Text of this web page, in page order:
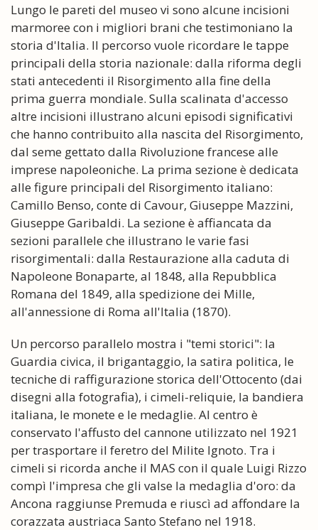
Lungo le pareti del museo vi sono alcune incisioni
marmoree con i migliori brani che testimoniano la
storia d'Italia. Il percorso vuole ricordare le tappe
principali della storia nazionale: dalla riforma degli
stati antecedenti il Risorgimento alla fine della
prima guerra mondiale. Sulla scalinata d'accesso
altre incisioni illustrano alcuni episodi significativi
che hanno contribuito alla nascita del Risorgimento,
dal seme gettato dalla Rivoluzione francese alle
imprese napoleoniche. La prima sezione è dedicata
alle figure principali del Risorgimento italiano:
Camillo Benso, conte di Cavour, Giuseppe Mazzini,
Giuseppe Garibaldi. La sezione è affiancata da
sezioni parallele che illustrano le varie fasi
risorgimentali: dalla Restaurazione alla caduta di
Napoleone Bonaparte, al 1848, alla Repubblica
Romana del 1849, alla spedizione dei Mille,
all'annessione di Roma all'Italia (1870).
Un percorso parallelo mostra i "temi storici": la
Guardia civica, il brigantaggio, la satira politica, le
tecniche di raffigurazione storica dell'Ottocento (dai
disegni alla fotografia), i cimeli-reliquie, la bandiera
italiana, le monete e le medaglie. Al centro è
conservato l'affusto del cannone utilizzato nel 1921
per trasportare il feretro del Milite Ignoto. Tra i
cimeli si ricorda anche il MAS con il quale Luigi Rizzo
compì l'impresa che gli valse la medaglia d'oro: da
Ancona raggiunse Premuda e riuscì ad affondare la
corazzata austriaca Santo Stefano nel 1918.